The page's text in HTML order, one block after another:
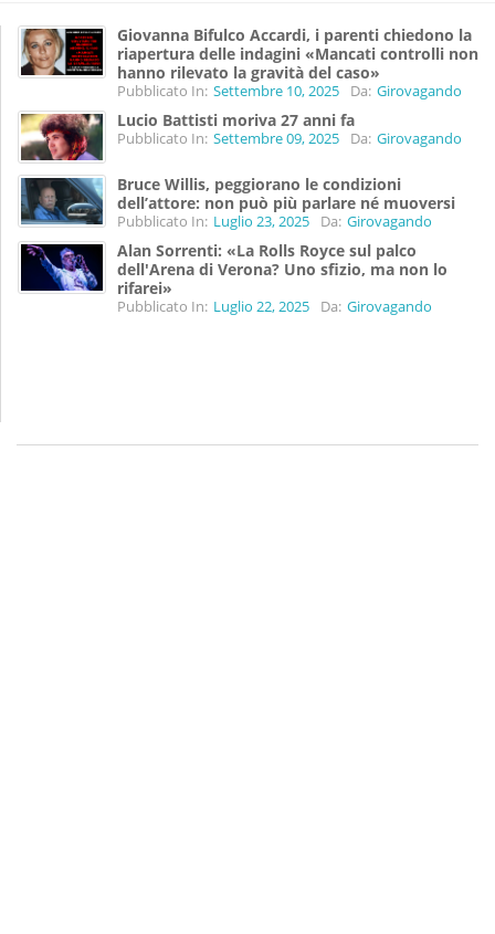
Giovanna Bifulco Accardi, i parenti chiedono la
riapertura delle indagini «Mancati controlli non
hanno rilevato la gravità del caso»
Pubblicato In: Settembre 10, 2025 Da: Girovagando
Lucio Battisti moriva 27 anni fa
Pubblicato In: Settembre 09, 2025 Da: Girovagando
Bruce Willis, peggiorano le condizioni
dell’attore: non può più parlare né muoversi
Pubblicato In: Luglio 23, 2025 Da: Girovagando
Alan Sorrenti: «La Rolls Royce sul palco
dell'Arena di Verona? Uno sfizio, ma non lo
rifarei»
Pubblicato In: Luglio 22, 2025 Da: Girovagando